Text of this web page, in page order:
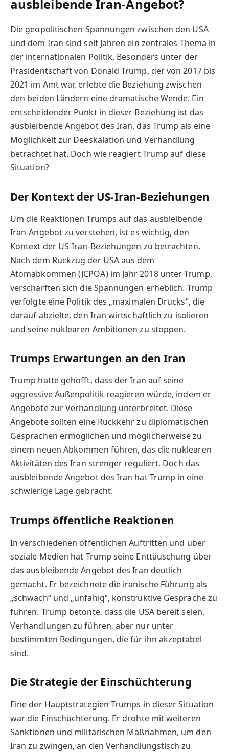
ausbleibende Iran-Angebot?
Die geopolitischen Spannungen zwischen den USA
und dem Iran sind seit Jahren ein zentrales Thema in
der internationalen Politik. Besonders unter der
Präsidentschaft von Donald Trump, der von 2017 bis
2021 im Amt war, erlebte die Beziehung zwischen
den beiden Ländern eine dramatische Wende. Ein
entscheidender Punkt in dieser Beziehung ist das
ausbleibende Angebot des Iran, das Trump als eine
Möglichkeit zur Deeskalation und Verhandlung
betrachtet hat. Doch wie reagiert Trump auf diese
Situation?
Der Kontext der US-Iran-Beziehungen
Um die Reaktionen Trumps auf das ausbleibende
Iran-Angebot zu verstehen, ist es wichtig, den
Kontext der US-Iran-Beziehungen zu betrachten.
Nach dem Rückzug der USA aus dem
Atomabkommen (JCPOA) im Jahr 2018 unter Trump,
verschärften sich die Spannungen erheblich. Trump
verfolgte eine Politik des „maximalen Drucks“, die
darauf abzielte, den Iran wirtschaftlich zu isolieren
und seine nuklearen Ambitionen zu stoppen.
Trumps Erwartungen an den Iran
Trump hatte gehofft, dass der Iran auf seine
aggressive Außenpolitik reagieren würde, indem er
Angebote zur Verhandlung unterbreitet. Diese
Angebote sollten eine Rückkehr zu diplomatischen
Gesprächen ermöglichen und möglicherweise zu
einem neuen Abkommen führen, das die nuklearen
Aktivitäten des Iran strenger reguliert. Doch das
ausbleibende Angebot des Iran hat Trump in eine
schwierige Lage gebracht.
Trumps öffentliche Reaktionen
In verschiedenen öffentlichen Auftritten und über
soziale Medien hat Trump seine Enttäuschung über
das ausbleibende Angebot des Iran deutlich
gemacht. Er bezeichnete die iranische Führung als
„schwach“ und „unfähig“, konstruktive Gespräche zu
führen. Trump betonte, dass die USA bereit seien,
Verhandlungen zu führen, aber nur unter
bestimmten Bedingungen, die für ihn akzeptabel
sind.
Die Strategie der Einschüchterung
Eine der Hauptstrategien Trumps in dieser Situation
war die Einschüchterung. Er drohte mit weiteren
Sanktionen und militärischen Maßnahmen, um den
Iran zu zwingen, an den Verhandlungstisch zu